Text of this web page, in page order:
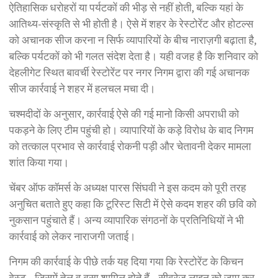
ऐतिहासिक धरोहरों या पर्यटकों की भीड़ से नहीं होती, बल्कि यहां के
आतिथ्य-संस्कृति से भी होती है। ऐसे में शहर के रेस्टोरेंट और होटल्स
को अचानक सीज करना न सिर्फ व्यापारियों के बीच नाराज़गी बढ़ाता है,
बल्कि पर्यटकों को भी गलत संदेश देता है। यही वजह है कि शनिवार को
देहलीगेट स्थित बावर्ची रेस्टोरेंट पर नगर निगम द्वारा की गई अचानक
सीज कार्रवाई ने शहर में हलचल मचा दी।
चश्मदीदों के अनुसार, कार्रवाई ऐसे की गई मानो किसी अपराधी को
पकड़ने के लिए टीम पहुंची हो। व्यापारियों के कड़े विरोध के बाद निगम
को तत्काल प्रभाव से कार्रवाई रोकनी पड़ी और चेतावनी देकर मामला
शांत किया गया।
चेंबर ऑफ कॉमर्स के अध्यक्ष पारस सिंघवी ने इस कदम को पूरी तरह
अनुचित बताते हुए कहा कि टूरिस्ट सिटी में ऐसे कदम शहर की छवि को
नुकसान पहुंचाते हैं। अन्य व्यापारिक संगठनों के प्रतिनिधियों ने भी
कार्रवाई को लेकर नाराजगी जताई।
निगम की कार्रवाई के पीछे तर्क यह दिया गया कि रेस्टोरेंट के किचन